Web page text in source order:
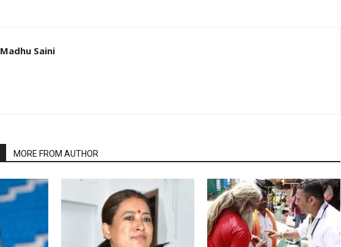
Madhu Saini
MORE FROM AUTHOR